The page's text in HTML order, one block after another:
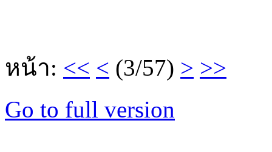
หน้า: << < (3/57) > >>
Go to full version